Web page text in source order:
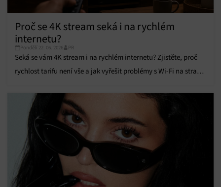
Přiřazování a kombinování údajů z jiných zdrojů
údajů, Propojení různých zařízení, Identifikace
zařízení na základě automaticky přenášených
informací.
Zajištění bezpečnosti, předcházení a zjišťování
podvodů a odstraňování chyb, Poskytování a
Vždy aktivní
Proč se 4K stream seká i na rychlém
internetu?
Pondělí 22. 06. 2026 PR
Seká se vám 4K stream i na rychlém internetu? Zjistěte, proč
rychlost tarifu není vše a jak vyřešit problémy s Wi-Fi na straně